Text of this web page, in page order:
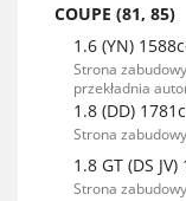
COUPE (81, 85)
1.6 (YN)
Strona
przekładnia
1.8 (DD)
Strona
1.8 GT (DS
Strona